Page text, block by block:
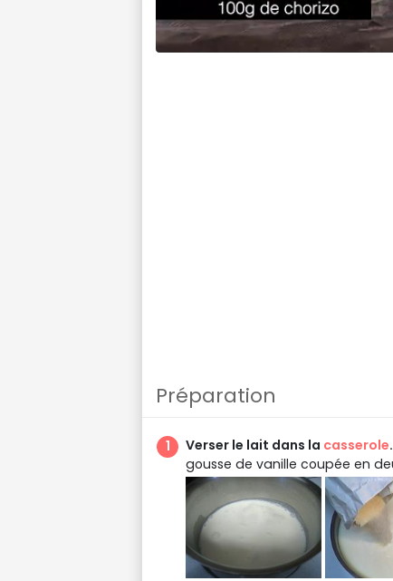
Préparation
Verser le lait dans la casserole.
gousse de vanille coupée en